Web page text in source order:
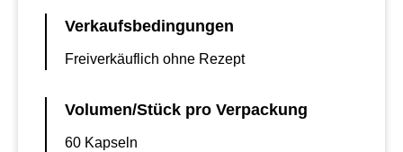
Verkaufsbedingungen
Freiverkäuflich ohne Rezept
Volumen/Stück pro Verpackung
60 Kapseln